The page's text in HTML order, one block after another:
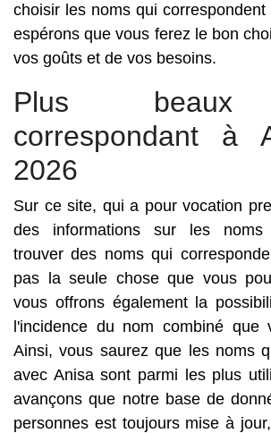
choisir les noms qui
espérons que vous ferez le bon
vos goûts et de vos besoins.
Plus beaux
correspondant à
2026
Sur ce site, qui a pour vocation
des informations sur les noms
trouver des noms qui
pas la seule chose que vous
vous offrons également la
l'incidence du nom combiné que
Ainsi, vous saurez que les noms
avec Anisa sont parmi les plus
avançons que notre base de
personnes est toujours mise à